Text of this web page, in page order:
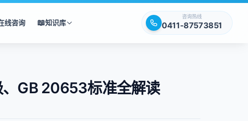
线咨询 📖知识库
咨询热线
0411-87573851
GB 20653标准全解读